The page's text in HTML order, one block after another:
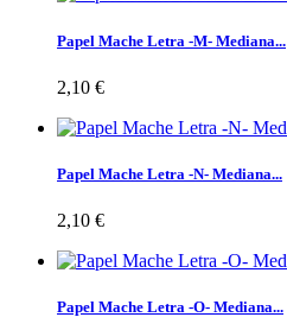
Papel Mache Letra -M- Mediana...
2,10 €
Papel Mache Letra -N- Mediana...
2,10 €
Papel Mache Letra -O- Mediana...